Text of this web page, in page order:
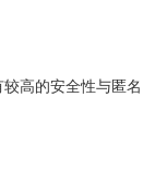
高的安全性与匿名